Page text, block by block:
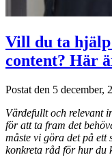
Vill du ta
content? Här
Postat den 5 december,
Värdefullt och relevant
för att ta fram det
måste vi göra det på
konkreta råd för hur du